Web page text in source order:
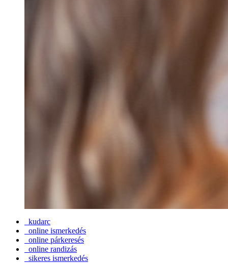
kudarc
online ismerkedés
online párkeresés
online randizás
sikeres ismerkedés